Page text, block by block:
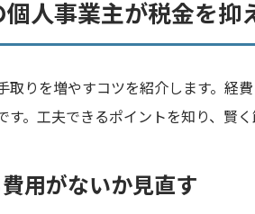
人事業主が税金を抑
取りを増やすコツを紹介します。経
す。工夫できるポイントを知り、賢
用がないか見直す